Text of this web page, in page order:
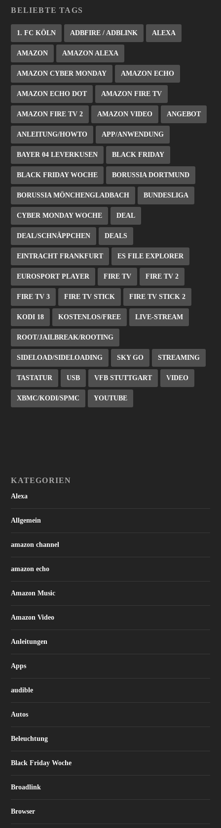
BELIEBTE TAGS
1. FC KÖLN ADBFIRE / ADBLINK ALEXA
AMAZON AMAZON ALEXA
AMAZON CYBER MONDAY AMAZON ECHO
AMAZON ECHO DOT AMAZON FIRE TV
AMAZON FIRE TV 2 AMAZON VIDEO ANGEBOT
ANLEITUNG/HOWTO APP/ANWENDUNG
BAYER 04 LEVERKUSEN BLACK FRIDAY
BLACK FRIDAY WOCHE BORUSSIA DORTMUND
BORUSSIA MÖNCHENGLADBACH BUNDESLIGA
CYBER MONDAY WOCHE DEAL
DEAL/SCHNÄPPCHEN DEALS
EINTRACHT FRANKFURT ES FILE EXPLORER
EUROSPORT PLAYER FIRE TV FIRE TV 2
FIRE TV 3 FIRE TV STICK FIRE TV STICK 2
KODI 18 KOSTENLOS/FREE LIVE-STREAM
ROOT/JAILBREAK/ROOTING
SIDELOAD/SIDELOADING SKY GO STREAMING
TASTATUR USB VFB STUTTGART VIDEO
XBMC/KODI/SPMC YOUTUBE
KATEGORIEN
Alexa
Allgemein
amazon channel
amazon echo
Amazon Music
Amazon Video
Anleitungen
Apps
audible
Autos
Beleuchtung
Black Friday Woche
Broadlink
Browser